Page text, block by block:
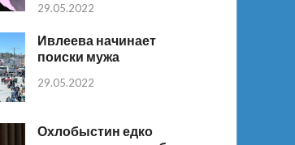
29.05.2022
Ивлеева начинает
поиски мужа
29.05.2022
Охлобыстин едко